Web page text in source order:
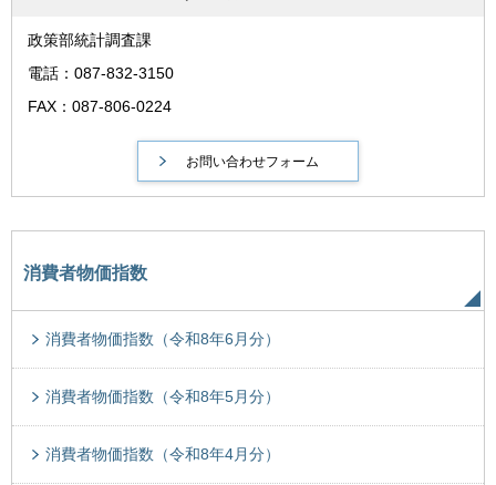
政策部統計調査課
電話：087-832-3150
FAX：087-806-0224
消費者物価指数
消費者物価指数（令和8年6月分）
消費者物価指数（令和8年5月分）
消費者物価指数（令和8年4月分）